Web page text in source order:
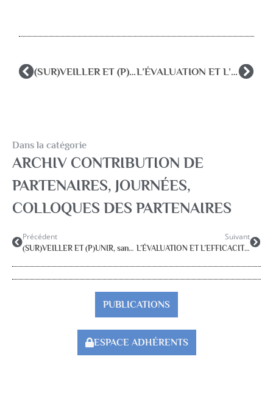
(SUR)VEILLER ET (P)UNIR, sanction et protection, jusqu’où…? L’ÉVALUATION ET L’EFFICACITÉ DES PSYCHOTHERAPIES PSYCHANALYTIQUES ET DE LA PSYCHANALYSE webinaire clinap 30 janvier 24
Dans la catégorie
ARCHIV CONTRIBUTION DE
PARTENAIRES, JOURNÉES,
COLLOQUES DES PARTENAIRES
Précédent
(SUR)VEILLER ET (P)UNIR, sanction et protection, jusqu’où…?
Suivant
L’ÉVALUATION ET L’EFFICACITÉ DES PSYCHOTHERAPIES PSYCHANALYTIQUES ET DE LA PSYCHANALYSE webinaire clinap 30 janvier 24
PUBLICATIONS
ESPACE ADHÉRENTS